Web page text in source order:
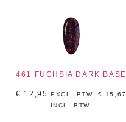
461 FUCHSIA DARK BASE
€ 12,95 EXCL. BTW. €
15,67
INCL, BTW.